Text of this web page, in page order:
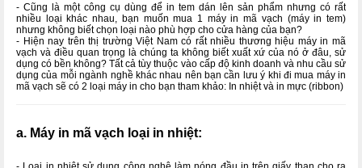
- Cũng là một công cụ dùng để in tem dán lên sản phẩm nhưng có rất
nhiều loại khác nhau, bạn muốn mua 1 máy in mã vạch (máy in tem)
nhưng không biết chọn loại nào phù hợp cho cửa hàng của bạn?
- Hiện nay trên thị trường Việt Nam có rất nhiều thương hiệu máy in mã
vạch và điều quan trọng là chúng ta không biết xuất xứ của nó ở đâu, sử
dụng có bền không? Tất cả tùy thuộc vào cấp độ kinh doanh và nhu cầu sử
dụng của mỗi ngành nghề khác nhau nên bạn cần lưu ý khi đi mua máy in
mã vạch sẽ có 2 loại máy in cho bạn tham khảo: In nhiệt và in mực (ribbon)
a. Máy in mã vạch loại in nhiệt: